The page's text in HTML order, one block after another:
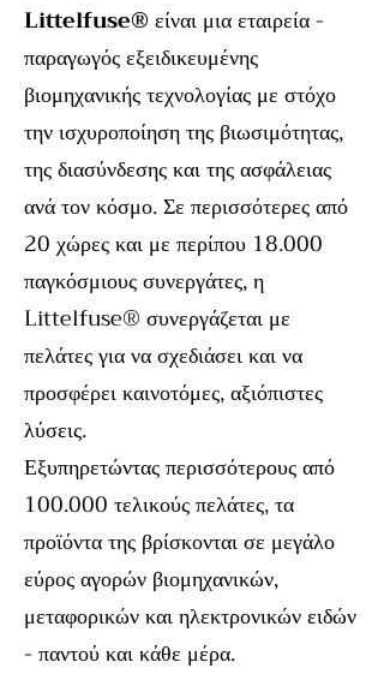
Littelfuse®είναι μια εταιρεία -
παραγωγός εξειδικευμένης
βιομηχανικής τεχνολογίας με στόχο
την ισχυροποίηση της βιωσιμότητας,
της διασύνδεσης και της ασφάλειας
ανά τον κόσμο. Σε περισσότερες από
20 χώρες και με περίπου 18.000
παγκόσμιους συνεργάτες, η
Littelfuse® συνεργάζεται με
πελάτες για να σχεδιάσει και να
προσφέρει καινοτόμες, αξιόπιστες
λύσεις.
Εξυπηρετώντας περισσότερους από
100.000 τελικούς πελάτες, τα
προϊόντα της βρίσκονται σε μεγάλο
εύρος αγορών βιομηχανικών,
μεταφορικών και ηλεκτρονικών ειδών
- παντού και κάθε μέρα.